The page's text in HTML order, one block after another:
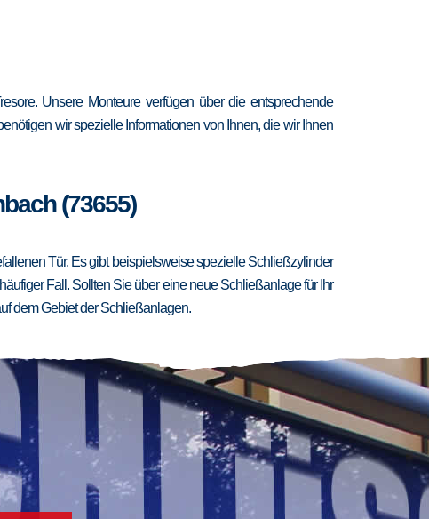
Unsere Monteure verfügen über die entsprechende
wir spezielle Informationen von Ihnen, die wir Ihnen
(73655)
Tür. Es gibt beispielsweise spezielle Schließzylinder
Fall. Sollten Sie über eine neue Schließanlage für Ihr
dem Gebiet der Schließanlagen.